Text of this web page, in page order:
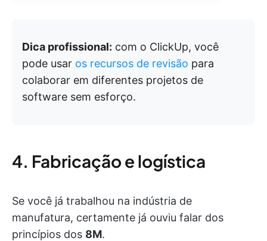
Dica profissional: com o ClickUp, você
pode usar os recursos de revisão para
colaborar em diferentes projetos de
software sem esforço.
4. Fabricação e logística
Se você já trabalhou na indústria de
manufatura, certamente já ouviu falar dos
princípios dos 8M.